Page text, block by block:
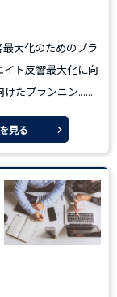
大化のためのプラ
イト反響最大化に向
たプランニン......
見る